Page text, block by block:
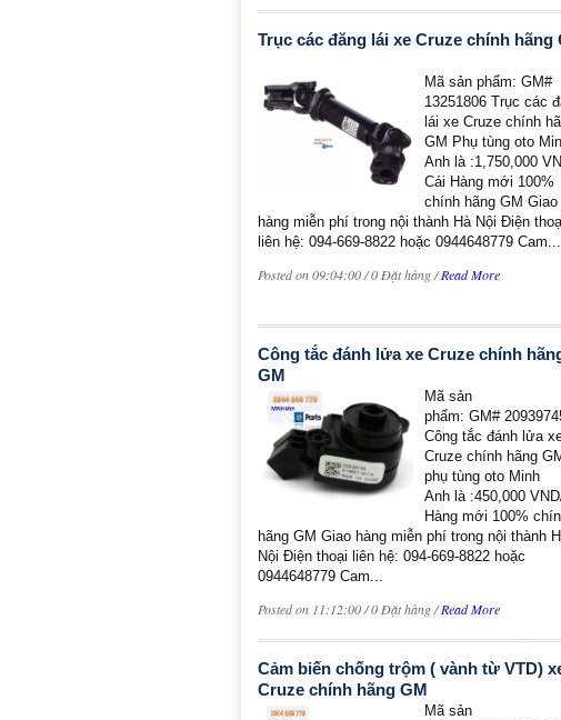
Trục các đăng lái xe Cruze chính hãng
Mã sản phẩm: GM#
13251806 Trục các
lái xe Cruze chính
GM Phụ tùng oto
Anh là :1,750,000
Cái Hàng mới 100%
chính hãng GM Giao
hàng miễn phí trong nội thành Hà Nội Điện
liên hệ: 094-669-8822 hoặc 0944648779 Cam...
Posted on 09:04:00 / 0 Đặt hàng /Read More
Công tắc đánh lửa xe Cruze chính
GM
Mã sản
phẩm: GM#
Công tắc đánh lửa
Cruze chính hãng
phụ tùng oto Minh
Anh là :450,000
Hàng mới 100%
hãng GM Giao hàng miễn phí trong nội thành
Nội Điện thoại liên hệ: 094-669-8822 hoặc
0944648779 Cam...
Posted on 11:12:00 / 0 Đặt hàng /Read More
Cảm biến chống trộm ( vành từ VTD)
Cruze chính hãng GM
Mã sản